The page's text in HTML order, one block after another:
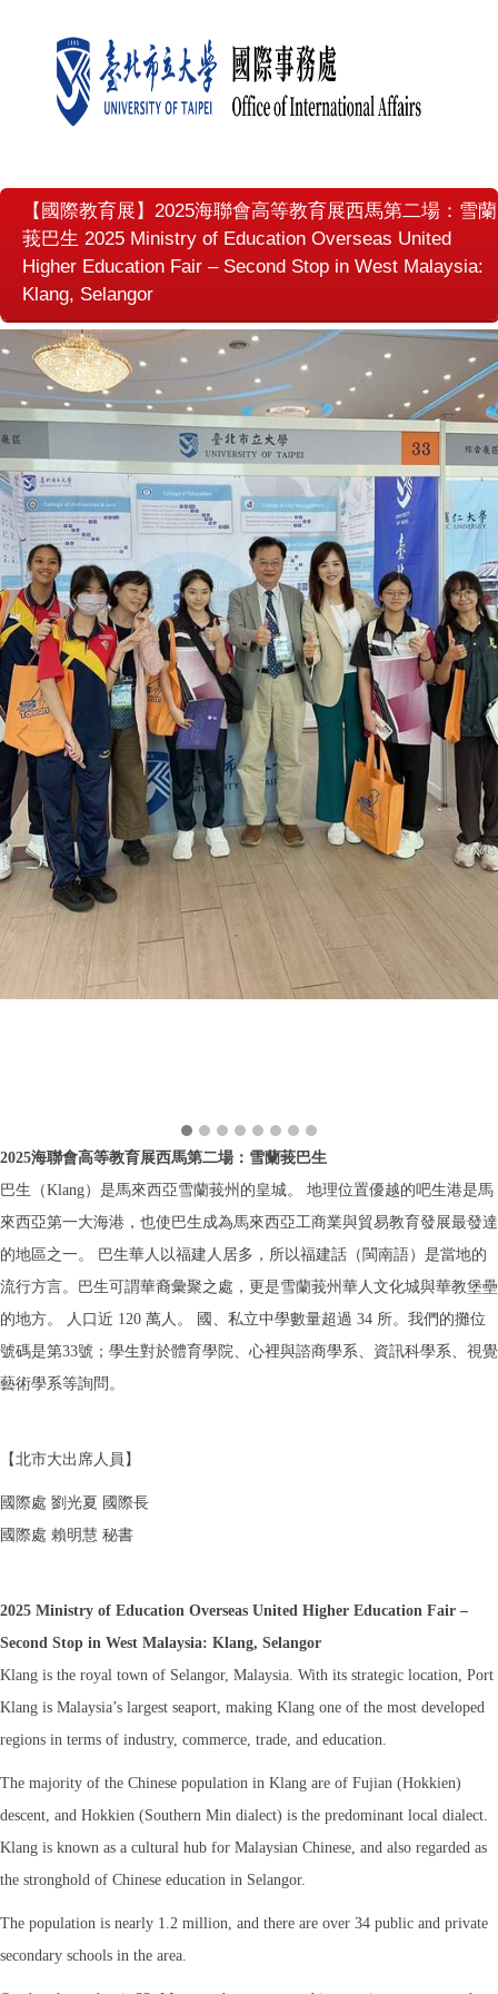
【國際教育展】2025海聯會高等教育展西馬第二場：雪蘭
莪巴生 2025 Ministry of Education Overseas United
Higher Education Fair – Second Stop in West Malaysia:
Klang, Selangor
2025海聯會高等教育展西馬第二場：雪蘭莪巴生
巴生（Klang）是馬來西亞雪蘭莪州的皇城。 地理位置優越的吧生港是馬
來西亞第一大海港，也使巴生成為馬來西亞工商業與貿易教育發展最發達
的地區之一。 巴生華人以福建人居多，所以福建話（閩南語）是當地的
流行方言。巴生可謂華裔彙聚之處，更是雪蘭莪州華人文化城與華教堡壘
的地方。 人口近 120 萬人。 國、私立中學數量超過 34 所。我們的攤位
號碼是第33號；學生對於體育學院、心裡與諮商學系、資訊科學系、視覺
藝術學系等詢問。
【北市大出席人員】
國際處 劉光夏 國際長
國際處 賴明慧 秘書
2025 Ministry of Education Overseas United Higher Education Fair –
Second Stop in West Malaysia: Klang, Selangor
Klang is the royal town of Selangor, Malaysia. With its strategic location, Port
Klang is Malaysia’s largest seaport, making Klang one of the most developed
regions in terms of industry, commerce, trade, and education.
The majority of the Chinese population in Klang are of Fujian (Hokkien)
descent, and Hokkien (Southern Min dialect) is the predominant local dialect.
Klang is known as a cultural hub for Malaysian Chinese, and also regarded as
the stronghold of Chinese education in Selangor.
The population is nearly 1.2 million, and there are over 34 public and private
secondary schools in the area.